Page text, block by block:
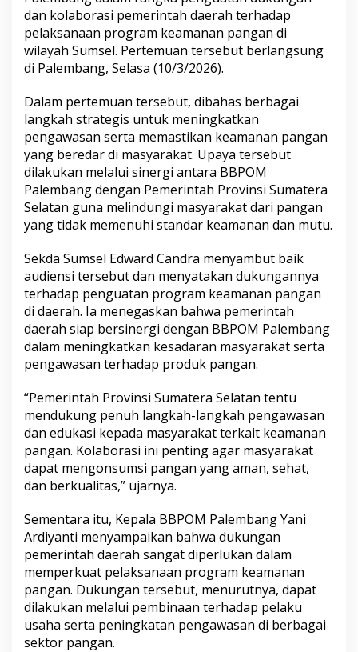
t
o
l
a
o
a
s
i
P
r
o
g
r
m
K
a
m
a
n
n
a
n
g
n
dan kolaborasi pemerintah daerah terhadap
pelaksanaan program keamanan pangan di
wilayah Sumsel. Pertemuan tersebut berlangsung
di Palembang, Selasa (10/3/2026).
Dalam pertemuan tersebut, dibahas berbagai
langkah strategis untuk meningkatkan
pengawasan serta memastikan keamanan pangan
yang beredar di masyarakat. Upaya tersebut
dilakukan melalui sinergi antara BBPOM
Palembang dengan Pemerintah Provinsi Sumatera
Selatan guna melindungi masyarakat dari pangan
yang tidak memenuhi standar keamanan dan mutu.
Sekda Sumsel Edward Candra menyambut baik
audiensi tersebut dan menyatakan dukungannya
terhadap penguatan program keamanan pangan
di daerah. Ia menegaskan bahwa pemerintah
daerah siap bersinergi dengan BBPOM Palembang
dalam meningkatkan kesadaran masyarakat serta
pengawasan terhadap produk pangan.
“Pemerintah Provinsi Sumatera Selatan tentu
mendukung penuh langkah-langkah pengawasan
dan edukasi kepada masyarakat terkait keamanan
pangan. Kolaborasi ini penting agar masyarakat
dapat mengonsumsi pangan yang aman, sehat,
dan berkualitas,” ujarnya.
Sementara itu, Kepala BBPOM Palembang Yani
Ardiyanti menyampaikan bahwa dukungan
pemerintah daerah sangat diperlukan dalam
memperkuat pelaksanaan program keamanan
pangan. Dukungan tersebut, menurutnya, dapat
dilakukan melalui pembinaan terhadap pelaku
usaha serta peningkatan pengawasan di berbagai
sektor pangan.